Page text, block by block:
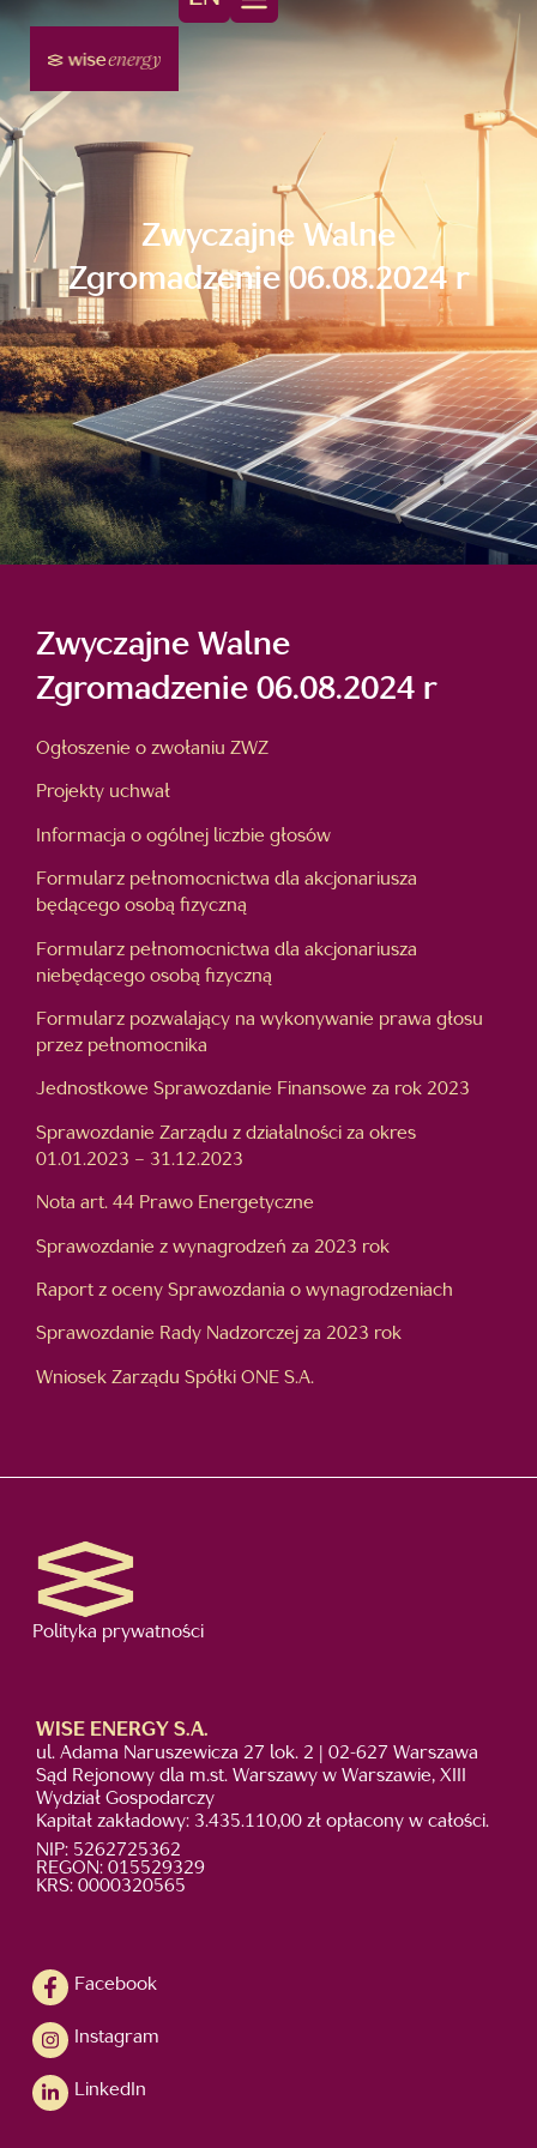
Zwyczajne Walne
Zgromadzenie 06.08.2024 r
Zwyczajne Walne
Zgromadzenie 06.08.2024 r
Ogłoszenie o zwołaniu ZWZ
Projekty uchwał
Informacja o ogólnej liczbie głosów
Formularz pełnomocnictwa dla akcjonariusza
będącego osobą fizyczną
Formularz pełnomocnictwa dla akcjonariusza
niebędącego osobą fizyczną
Formularz pozwalający na wykonywanie prawa głosu
przez pełnomocnika
Jednostkowe Sprawozdanie Finansowe za rok 2023
Sprawozdanie Zarządu z działalności za okres
01.01.2023 – 31.12.2023
Nota art. 44 Prawo Energetyczne
Sprawozdanie z wynagrodzeń za 2023 rok
Raport z oceny Sprawozdania o wynagrodzeniach
Sprawozdanie Rady Nadzorczej za 2023 rok
Wniosek Zarządu Spółki ONE S.A.
Polityka prywatności
WISE ENERGY S.A.
ul. Adama Naruszewicza 27 lok. 2 | 02-627 Warszawa
Sąd Rejonowy dla m.st. Warszawy w Warszawie, XIII
Wydział Gospodarczy
Kapitał zakładowy: 3.435.110,00 zł opłacony w całości.
NIP: 5262725362
REGON: 015529329
KRS: 0000320565
Facebook
Instagram
LinkedIn